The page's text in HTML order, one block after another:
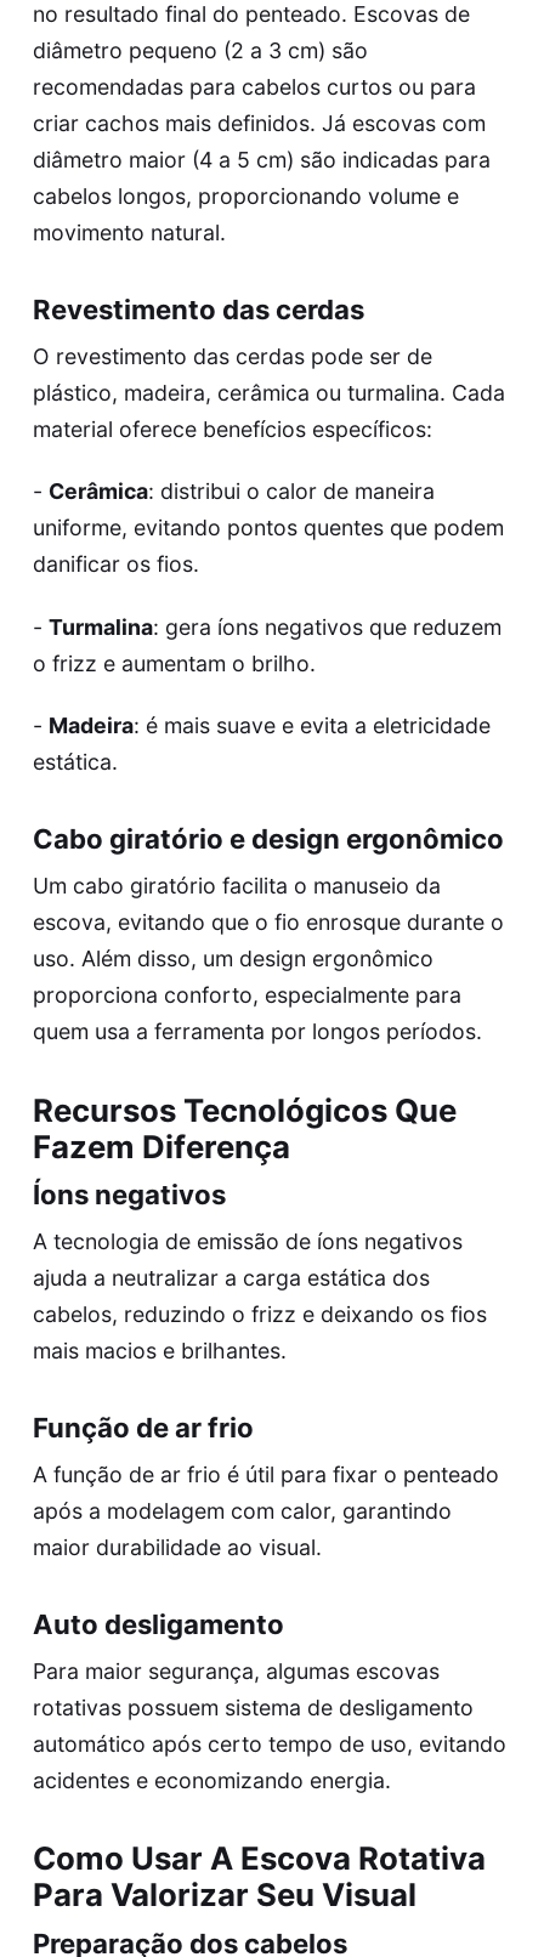
no resultado final do penteado. Escovas de
diâmetro pequeno (2 a 3 cm) são
recomendadas para cabelos curtos ou para
criar cachos mais definidos. Já escovas com
diâmetro maior (4 a 5 cm) são indicadas para
cabelos longos, proporcionando volume e
movimento natural.
Revestimento das cerdas
O revestimento das cerdas pode ser de
plástico, madeira, cerâmica ou turmalina. Cada
material oferece benefícios específicos:
- Cerâmica: distribui o calor de maneira
uniforme, evitando pontos quentes que podem
danificar os fios.
- Turmalina: gera íons negativos que reduzem
o frizz e aumentam o brilho.
- Madeira: é mais suave e evita a eletricidade
estática.
Cabo giratório e design ergonômico
Um cabo giratório facilita o manuseio da
escova, evitando que o fio enrosque durante o
uso. Além disso, um design ergonômico
proporciona conforto, especialmente para
quem usa a ferramenta por longos períodos.
Recursos Tecnológicos Que
Fazem Diferença
Íons negativos
A tecnologia de emissão de íons negativos
ajuda a neutralizar a carga estática dos
cabelos, reduzindo o frizz e deixando os fios
mais macios e brilhantes.
Função de ar frio
A função de ar frio é útil para fixar o penteado
após a modelagem com calor, garantindo
maior durabilidade ao visual.
Auto desligamento
Para maior segurança, algumas escovas
rotativas possuem sistema de desligamento
automático após certo tempo de uso, evitando
acidentes e economizando energia.
Como Usar A Escova Rotativa
Para Valorizar Seu Visual
Preparação dos cabelos